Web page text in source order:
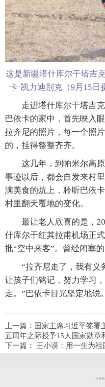
这是新疆塔什库尔干塔吉
卡·凯力迪别克（9月15日
走进塔什库尔干塔吉克
巴依卡的家中，首先映入
拉齐尼的照片，每一个照
的，挂得整整齐齐。
这几年，到帕米尔高原
事迹以后，都会自发来村
满美食的炕上，聆听巴依
村里翻天覆地的变化。
最让老人欣喜的是，
什库尔干红其拉甫机场正
批“空中来客”。曾经闭塞
“拉齐尼走了，我有义
让孩子们铭记，努力学习
走。”巴依卡目光坚定地说。
上一篇： 国家主席习近平签署
五周年之际授予15人国家勋章
下一篇： 王小谟：用一生为祖
今日